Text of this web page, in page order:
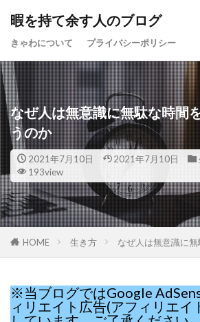
暇を持て余す人のブログ
きゃわについて プライバシーポリシー
なぜ人は無意識に無駄な時間
うのか
2021年7月10日 2021年7月10日
193view
HOME 生き方 なぜ人は無意識に
※当ブログではGoogle
ィリエイト広告(アフィリエイ